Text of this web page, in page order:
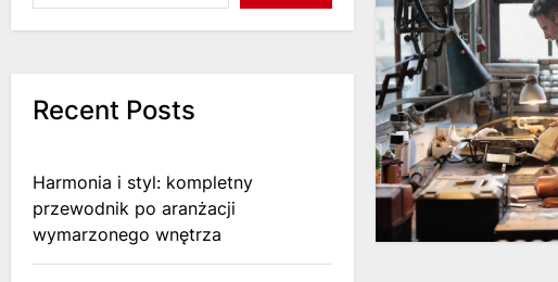
Recent Posts
Harmonia i styl: kompletny
przewodnik po aranżacji
wymarzonego wnętrza